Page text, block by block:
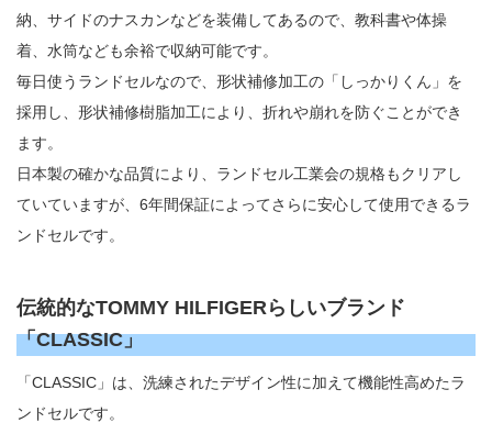
納、サイドのナスカンなどを装備してあるので、教科書や体操
着、水筒なども余裕で収納可能です。
毎日使うランドセルなので、形状補修加工の「しっかりくん」を
採用し、形状補修樹脂加工により、折れや崩れを防ぐことができ
ます。
日本製の確かな品質により、ランドセル工業会の規格もクリアし
ていていますが、6年間保証によってさらに安心して使用できるラ
ンドセルです。
伝統的なTOMMY HILFIGERらしいブランド
「CLASSIC」
「CLASSIC」は、洗練されたデザイン性に加えて機能性高めたラ
ンドセルです。